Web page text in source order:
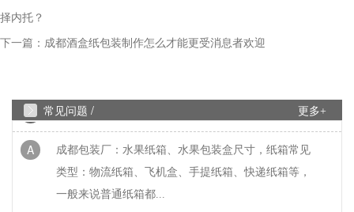
择内托？
下一篇： 成都酒盒纸包装制作怎么才能更受消息者欢迎
常见问题 / 更多+
A
吗？常见工艺：专色印刷、UV、烫金、压纹、凹
Q 水果纸箱、水果包装盒常见尺寸
A